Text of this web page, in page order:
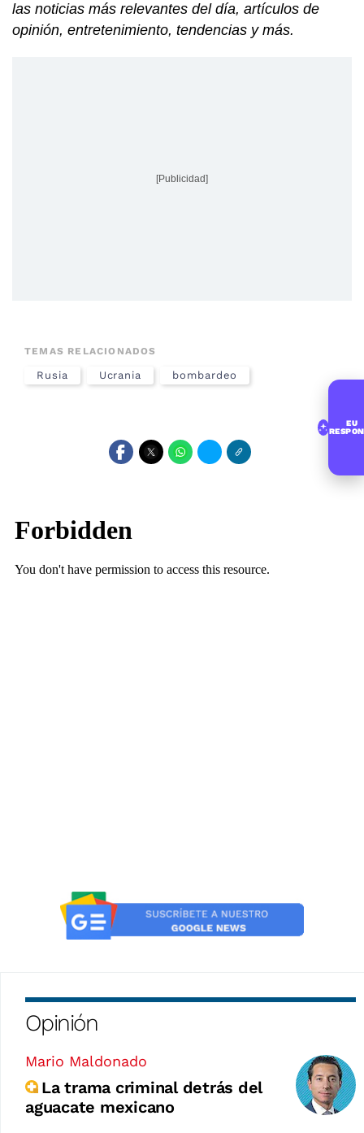
EU
las noticias más relevantes del día, artículos de
opinión, entretenimiento, tendencias y más.
[Publicidad]
TEMAS RELACIONADOS
Rusia Ucrania bombardeo
Opinión
Mario Maldonado
La trama criminal detrás del
aguacate mexicano